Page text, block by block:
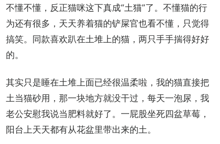
不懂不懂，反正猫咪这下真成“土猫”了。不懂猫的行
为还有很多，天天养着猫的铲屎官也看不懂，只觉得
搞笑。同款喜欢趴在土堆上的猫，两只手手揣得好好
的。
其实只是睡在土堆上面已经很温柔啦，我的猫直接把
土当猫砂用，那一块地方就没干过，每天一泡尿，我
老公安慰我说当肥料就好了。一屁股坐死四盆草莓，
阳台上天天都有从花盆里带出来的土。